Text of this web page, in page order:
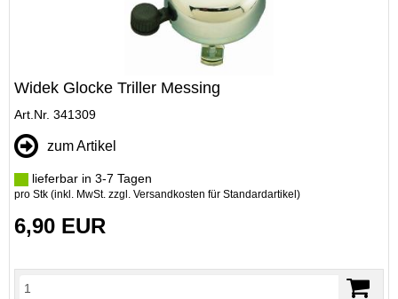
Widek Glocke Triller Messing
Art.Nr. 341309
zum Artikel
lieferbar in 3-7 Tagen
pro Stk (inkl. MwSt. zzgl. Versandkosten für Standardartikel )
6,90 EUR